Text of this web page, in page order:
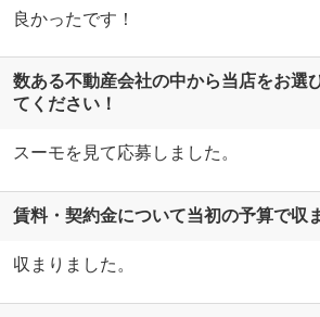
良かったです！
数ある不動産会社の中から当店をお選
てください！
スーモを見て応募しました。
賃料・契約金について当初の予算で収
収まりました。